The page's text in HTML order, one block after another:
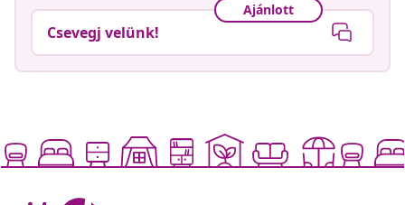
Ajánlott
Csevegj velünk!